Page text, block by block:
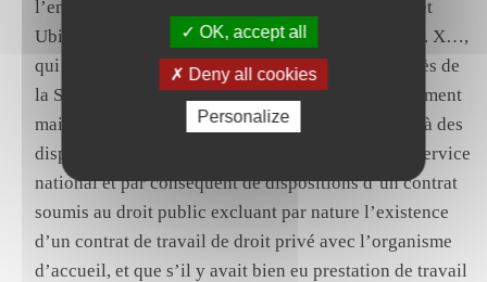
l’entreprise et
d’une part, le volontaire et
Ubifrance
d’autre part, et retenu à bon droit que M. X…,
qui avait un statut d’agent public, intervenait auprès de
la Société généralenon dans le cadre d’un détachement
mais dans celui d’un contrat particulier répondant à des
dispositions spécifiques ressortissant du code du service
national et par conséquent de dispositions d’un contrat
soumis au droit public excluant par nature l’existence
d’un contrat de travail de droit privé avec l’organisme
d’accueil, et que s’il y avait bien eu prestation de travail
OK, accept all
Deny all cookies
Personalize